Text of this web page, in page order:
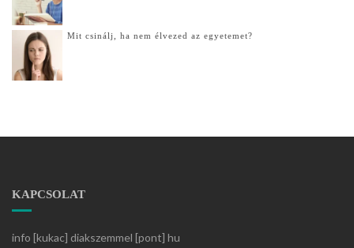
Mit csinálj, ha nem élvezed az egyetemet?
KAPCSOLAT
info [kukac] diakszemmel [pont] hu